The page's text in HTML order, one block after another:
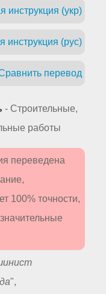
инструкция (укр)
инструкция (рус)
перевод
- Строительные,
работы
переведена
100% точности,
",